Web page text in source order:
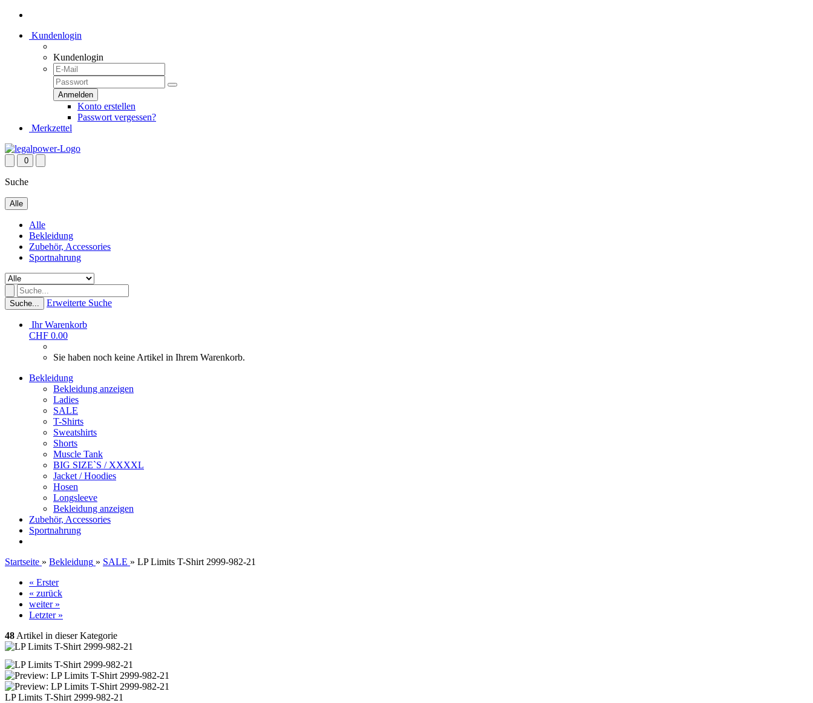
Kundenlogin
Kundenlogin
Konto erstellen
Passwort vergessen?
Merkzettel
0
Suche
Alle
Alle
Bekleidung
Zubehör, Accessories
Sportnahrung
Suche... Erweiterte Suche
Ihr Warenkorb
CHF 0.00
Sie haben noch keine Artikel in Ihrem Warenkorb.
Bekleidung
Bekleidung anzeigen
Ladies
SALE
T-Shirts
Sweatshirts
Shorts
Muscle Tank
BIG SIZE`S / XXXXL
Jacket / Hoodies
Hosen
Longsleeve
Bekleidung anzeigen
Zubehör, Accessories
Sportnahrung
Startseite » Bekleidung » SALE » LP Limits T-Shirt 2999-982-21
« Erster
« zurück
weiter »
Letzter »
48 Artikel in dieser Kategorie
LP Limits T-Shirt 2999-982-21